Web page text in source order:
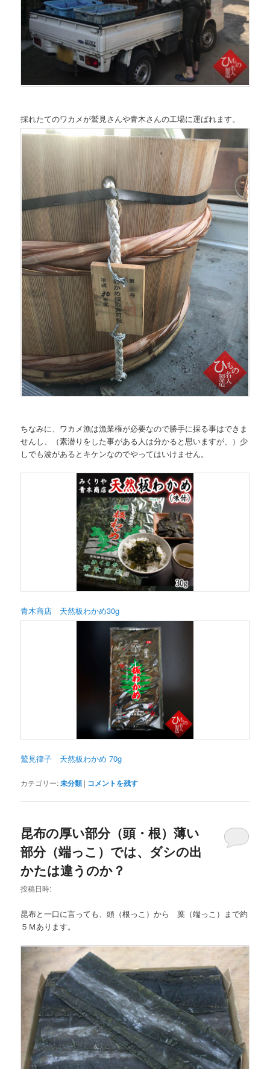
採れたてのワカメが鷲見さんや青木さんの工場に運ばれます。
ちなみに、ワカメ漁は漁業権が必要なので勝手に採る事はできま
せんし、（素潜りをした事がある人は分かると思いますが、）少
しでも波があるとキケンなのでやってはいけません。
青木商店 天然板わかめ30g
鷲見律子 天然板わかめ 70g
カテゴリー:未分類 | コメントを残す
昆布の厚い部分（頭・根）薄い
部分（端っこ）では、ダシの出
かたは違うのか？
投稿日時:
昆布と一口に言っても、頭（根っこ）から 葉（端っこ）まで約
５Ｍあります。